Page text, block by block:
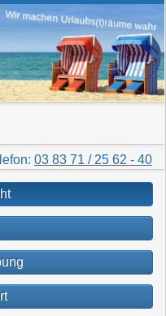
Wir machen Urlaubs(t)räume wahr
03 83 71 / 25 62 - 40